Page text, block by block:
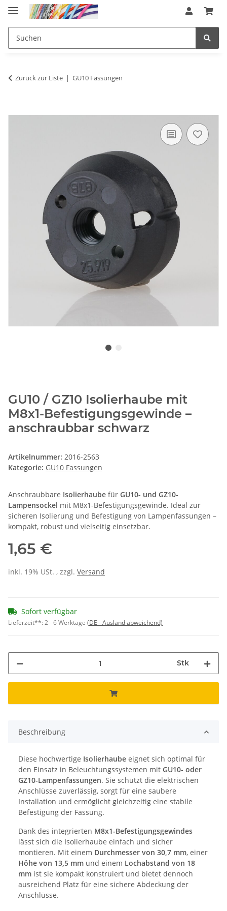
Zurück zur Liste GU10 Fassungen
GU10 / GZ10 Isolierhaube mit
M8x1-Befestigungsgewinde –
anschraubbar schwarz
Artikelnummer: 2016-2563
Kategorie: GU10 Fassungen
Anschraubbare Isolierhaube für GU10- und GZ10-
Lampensockel mit M8x1-Befestigungsgewinde. Ideal zur
sicheren Isolierung und Befestigung von Lampenfassungen –
kompakt, robust und vielseitig einsetzbar.
1,65 €
inkl. 19% USt. , zzgl. Versand
Sofort verfügbar
Lieferzeit**:2 - 6 Werktage (DE - Ausland abweichend)
Stk
Beschreibung
Diese hochwertige Isolierhaube eignet sich optimal für
den Einsatz in Beleuchtungssystemen mit GU10- oder
GZ10-Lampenfassungen. Sie schützt die elektrischen
Anschlüsse zuverlässig, sorgt für eine saubere
Installation und ermöglicht gleichzeitig eine stabile
Befestigung der Fassung.
Dank des integrierten M8x1-Befestigungsgewindes
lässt sich die Isolierhaube einfach und sicher
montieren. Mit einem Durchmesser von 30,7 mm, einer
Höhe von 13,5 mm und einem Lochabstand von 18
mm ist sie kompakt konstruiert und bietet dennoch
ausreichend Platz für eine sichere Abdeckung der
Anschlüsse.